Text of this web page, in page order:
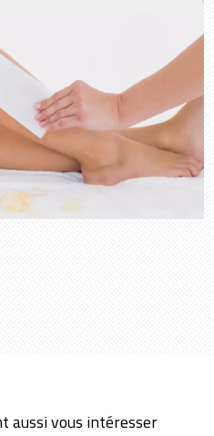
aussi vous intéresser